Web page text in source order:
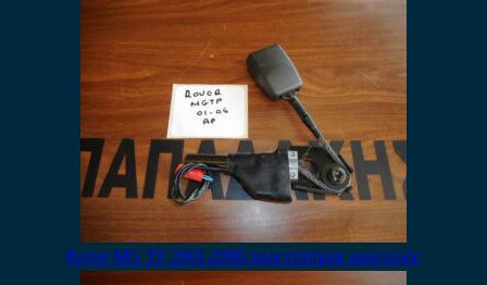
Rover MG TF 2001-2006 προεντατήρας αριστερός